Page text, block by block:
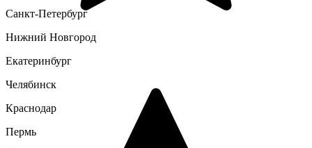
Санкт-Петербург
Нижний Новгород
Екатеринбург
Челябинск
Краснодар
Пермь